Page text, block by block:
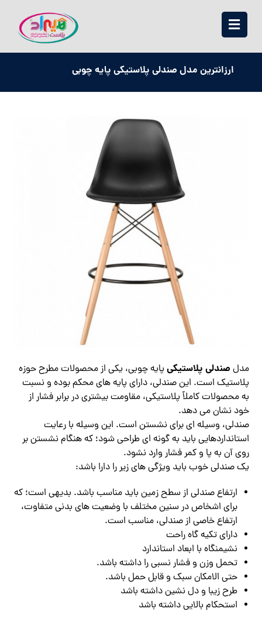
ارزانترین مدل صندلی پلاستیکی پایه چوبی
مدل صندلی پلاستیکیپایه چوبی، یکی از محصولات مطرح حوزه
پلاستیک است. این صندلی، دارای پایه های محکم بوده و نسبت
به محصولات کاملاً پلاستیکی، مقاومت بیشتری در برابر فشار از
خود نشان می دهد.
صندلی، وسیله ای برای نشستن است. این وسیله با رعایت
استانداردهایی باید به گونه ای طراحی شود؛ که هنگام نشستن بر
روی آن به پا و کمر فشار وارد نشود.
یک صندلی خوب باید ویژگی های زیر را دارا باشد:
ارتفاع صندلی از سطح زمین باید مناسب باشد. بدیهی است؛ که
برای اشخاص در سنین مختلف با وضعیت های بدنی متفاوت،
ارتفاع خاصی از صندلی، مناسب است.
دارای تکیه گاه راحت
نشیمنگاه با ابعاد استاندارد
تحمل وزن و فشار نسبی را داشته باشد.
حتی الامکان سبک و قابل حمل باشد.
طرح زیبا و دل نشین داشته باشد
استحکام بالایی داشته باشد